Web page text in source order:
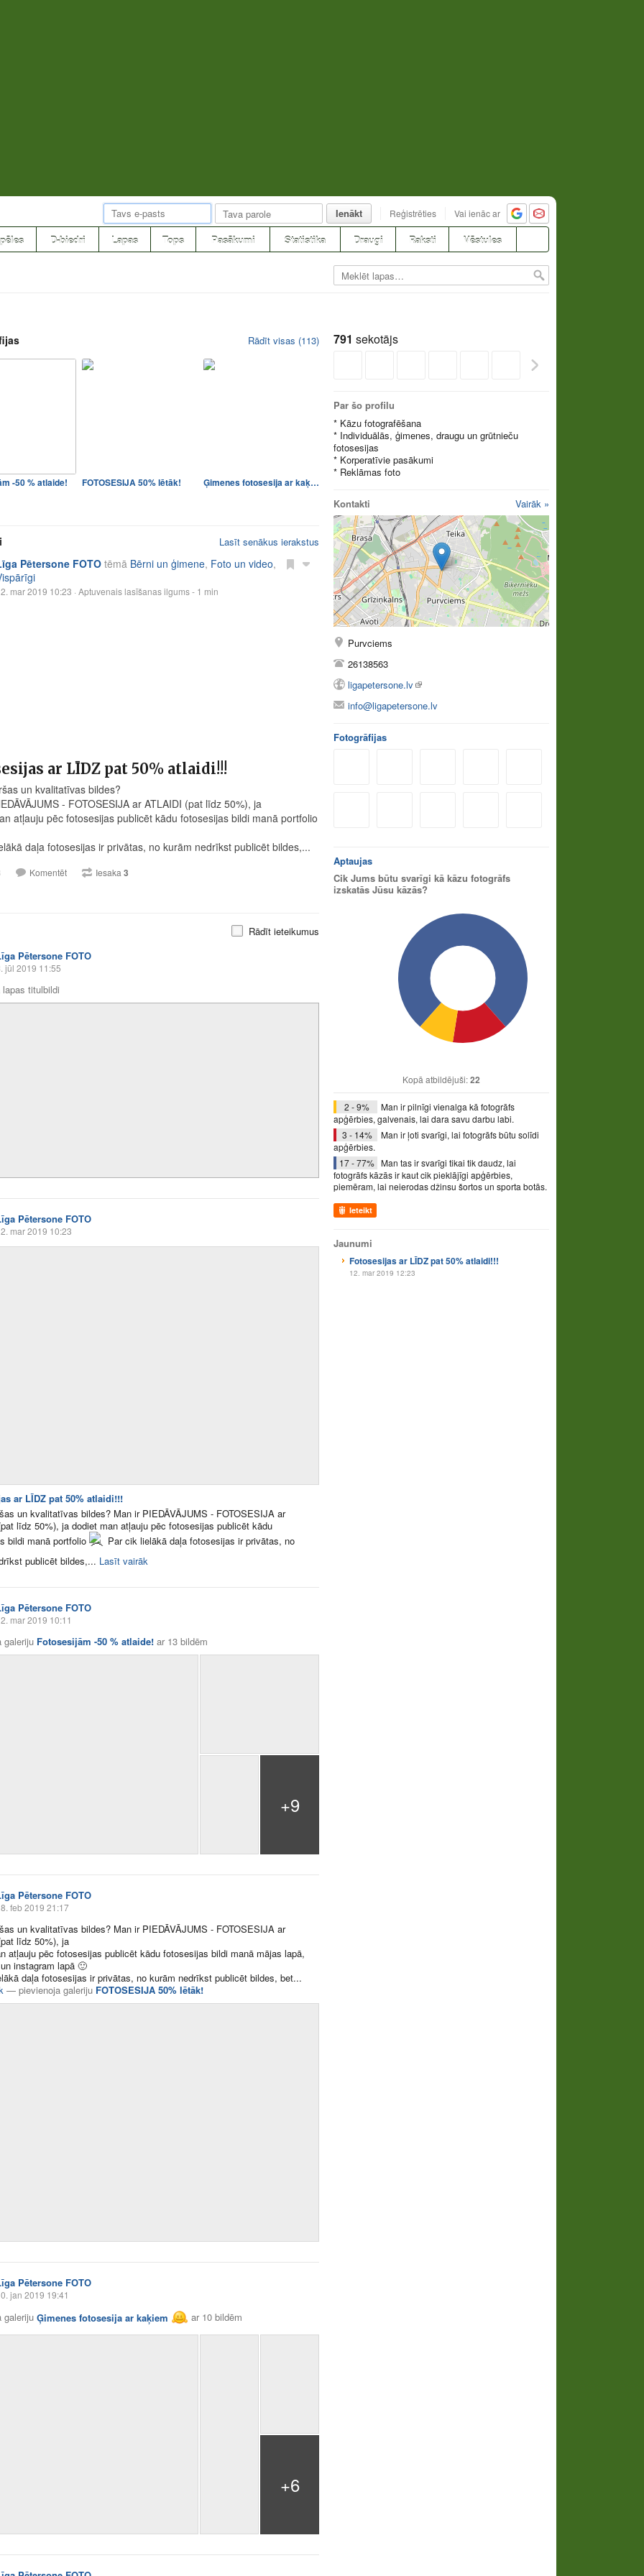
Ienākt Reģistrēties Vai ienāc ar
D-biedri Lapas Tops Pasākumi Statistika Draugi Raksti Vēstules
Rādīt visas (113)
-50 % atlaide! FOTOSESIJA 50% lētāk! Ģimenes fotosesija ar kaķie…
Lasīt senākus ierakstus
Pētersone FOTO tēmā Bērni un ģimene, Foto un video,
mar 2019 10:23 · Aptuvenais lasīšanas ilgums - 1 min
ar LĪDZ pat 50% atlaidi!!!
un kvalitatīvas bildes?
- FOTOSESIJA ar ATLAIDI (pat līdz 50%), ja
atļauju pēc fotosesijas publicēt kādu fotosesijas bildi manā portfolio
daļa fotosesijas ir privātas, no kurām nedrīkst publicēt bildes,...
Komentēt Iesaka 3
Rādīt ieteikumus
Pētersone FOTO
jūl 2019 11:55
titulbildi
Pētersone FOTO
mar 2019 10:23
ar LĪDZ pat 50% atlaidi!!!
un kvalitatīvas bildes? Man ir PIEDĀVĀJUMS - FOTOSESIJA ar
līdz 50%), ja dodiet man atļauju pēc fotosesijas publicēt kādu
bildi manā portfolio
Par cik lielākā daļa fotosesijas ir privātas, no
publicēt bildes,... Lasīt vairāk
Pētersone FOTO
mar 2019 10:11
galeriju Fotosesijām -50 % atlaide! ar 13 bildēm
+9
Pētersone FOTO
feb 2019 21:17
un kvalitatīvas bildes? Man ir PIEDĀVĀJUMS - FOTOSESIJA ar
līdz 50%), ja
atļauju pēc fotosesijas publicēt kādu fotosesijas bildi manā mājas lapā,
instagram lapā 🙂
daļa fotosesijas ir privātas, no kurām nedrīkst publicēt bildes, bet​...
— pievienoja galeriju FOTOSESIJA 50% lētāk!
Pētersone FOTO
jan 2019 19:41
galeriju Ģimenes fotosesija ar kaķiem ar 10 bildēm
+6
791 sekotājs
Par šo profilu
* Kāzu fotografēšana
* Individuālās, ģimenes, draugu un grūtnieču
fotosesijas
* Korperatīvie pasākumi
* Reklāmas foto
Kontakti Vairāk »
Purvciems
26138563
ligapetersone.lv
info@ligapetersone.lv
Fotogrāfijas
Aptaujas
Cik Jums būtu svarīgi kā kāzu fotogrāfs
izskatās Jūsu kāzās?
Kopā atbildējuši:22
2 - 9%
Man ir pilnīgi vienalga kā fotogrāfs
apģērbies, galvenais, lai dara savu darbu labi.
3 - 14%
Man ir ļoti svarīgi, lai fotogrāfs būtu solīdi
apģērbies.
17 - 77% Man tas ir svarīgi tikai tik daudz, lai
fotogrāfs kāzās ir kaut cik pieklājīgi apģērbies,
piemēram, lai neierodas džinsu šortos un sporta botās.
Ieteikt
Jaunumi
Fotosesijas ar LĪDZ pat 50% atlaidi!!!
12. mar 2019 12:23